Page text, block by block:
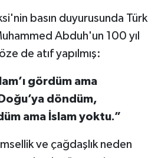
basın duyurusunda Türk
Abduh'un 100 yıl
de atıf yapılmış:
gördüm ama
döndüm,
ama İslam yoktu.”
ve çağdaşlık neden